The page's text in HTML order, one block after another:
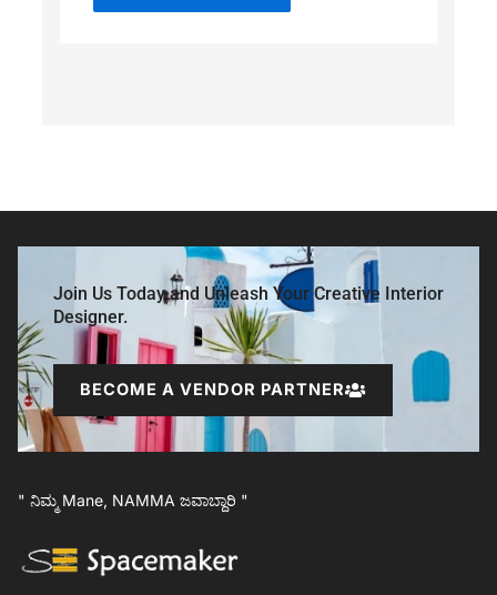
Join Us Today and Unleash Your Creative Interior
Designer.
BECOME A VENDOR PARTNER
" ನಿಮ್ಮ Mane, NAMMA ಜವಾಬ್ದಾರಿ "